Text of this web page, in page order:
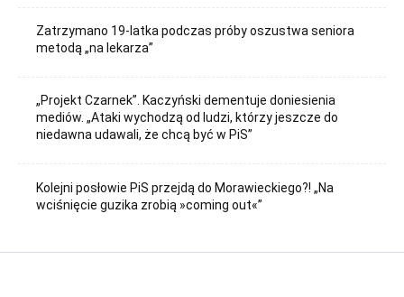
Zatrzymano 19-latka podczas próby oszustwa seniora
metodą „na lekarza”
„Projekt Czarnek”. Kaczyński dementuje doniesienia
mediów. „Ataki wychodzą od ludzi, którzy jeszcze do
niedawna udawali, że chcą być w PiS”
Kolejni posłowie PiS przejdą do Morawieckiego?! „Na
wciśnięcie guzika zrobią »coming out«”